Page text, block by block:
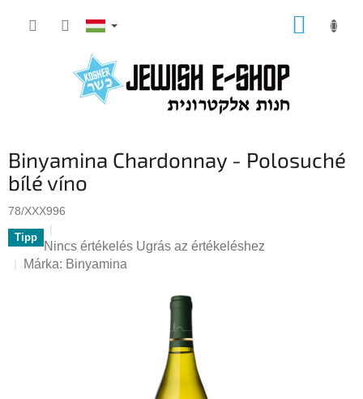
KOSÁR
Binyamina Chardonnay - Polosuché
bílé víno
78/XXX996
Tipp
A
termék
Nincs értékelés Ugrás az értékeléshez
Márka: Binyamina